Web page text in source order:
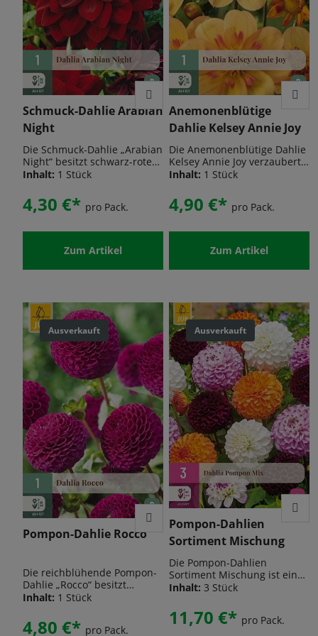
Knollen für ca. 12 Stunden in
lauwarmes Wasser.
Schmuck-Dahlie Arabian
Night
Die Schmuck-Dahlie „Arabian
Night“ besitzt schwarz-rote
Blüten und wird ca. 100 cm
dekoratives Farbenspektakel
entsteht ab Juli in ihrem
können Sie vom Sommer bis
zum Frost herrliche
Dahliensträuße schneiden. Je
mehr Dahlien geschnitten
und erfreuen mit neuen
Dahlienblüten.
Inhalt: 1 Stück
4,30 €* pro Pack.
Zum Artikel
Anemonenblütige
Dahlie Kelsey Annie Joy
Die Anemonenblütige Dahlie
Kelsey Annie Joy verzaubert
mit leuchtend gelb-
zarten rosa Spitzen – ein
farbenfrohes
alle Blicke fesselt. Die
kompakte Wuchsform eignet
sich hervorragend für Beete,
Rabatten und
reiche Blütenbildung und
wetterfeste Qualität. Ideal
für fröhliche
Herbstgestaltungen und als
bunte Akzente in gemischten
Pflanzungen.
Inhalt: 1 Stück
4,90 €* pro Pack.
Zum Artikel
Ausverkauft
Pompon-Dahlie Rocco
Die reichblühende Pompon-
Dahlie „Rocco“ besitzt
dunkelviolette, kompakte
in der Vase oder als Gesteck
haltbar. Mit dieser Dahlie
Inhalt: 1 Stück
4,80 €* pro Pack.
Ausverkauft
Pompon-Dahlien
Sortiment Mischung
Die Pompon-Dahlien
Sortiment Mischung ist eine
tolle und farbenreiche
farblich abgestimmten
Dahliensorten. Die
Inhalt: 3 Stück
11,70 €* pro Pack.